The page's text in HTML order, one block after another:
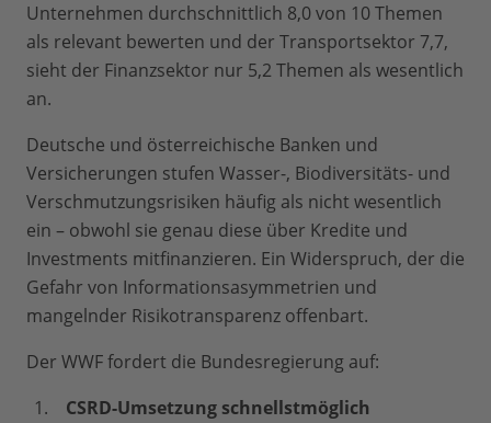
Unternehmen durchschnittlich 8,0 von 10 Themen
als relevant bewerten und der Transportsektor 7,7,
sieht der Finanzsektor nur 5,2 Themen als wesentlich
an.
Deutsche und österreichische Banken und
Versicherungen stufen Wasser-, Biodiversitäts- und
Verschmutzungsrisiken häufig als nicht wesentlich
ein – obwohl sie genau diese über Kredite und
Investments mitfinanzieren. Ein Widerspruch, der die
Gefahr von Informationsasymmetrien und
mangelnder Risikotransparenz offenbart.
Der WWF fordert die Bundesregierung auf:
CSRD-Umsetzung schnellstmöglich